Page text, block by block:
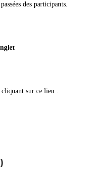
des participants.
sur ce lien :